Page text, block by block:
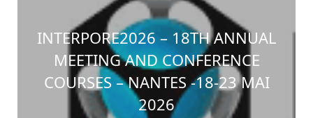
INTERPORE2026 – 18TH ANNUAL
MEETING AND CONFERENCE
COURSES – NANTES -18-23 MAI
2026